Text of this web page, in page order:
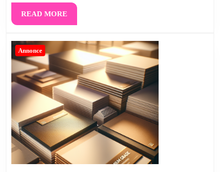
READ MOREREAD
MORE
Annonce